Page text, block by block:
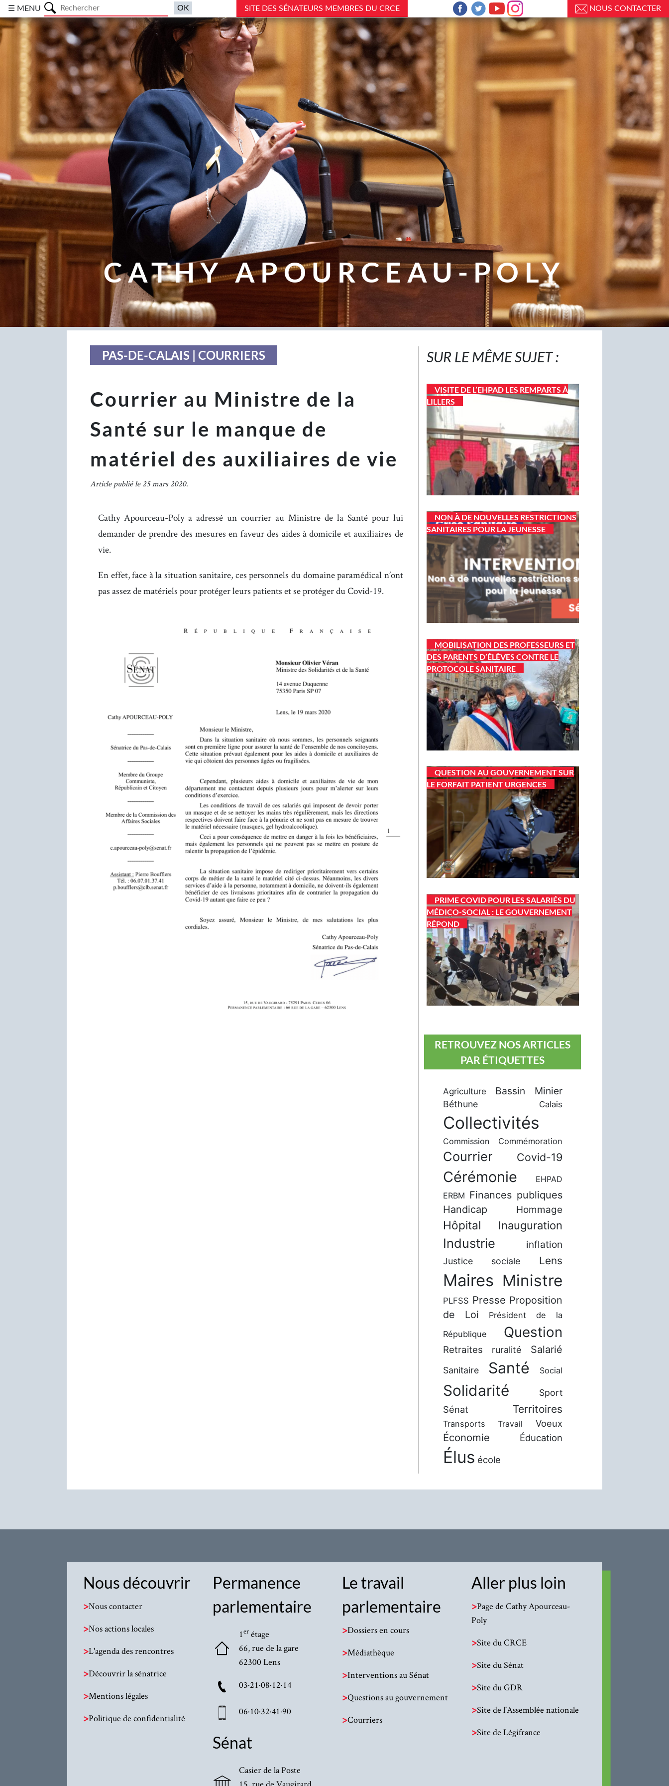
☰ MENU SITE DES SÉNATEURS MEMBRES DU CRCE NOUS CONTACTER
CATHY APOURCEAU-POLY
PAS-DE-CALAIS | COURRIERS
Courrier au Ministre de la
Santé sur le manque de
matériel des auxiliaires de vie
Article publié le 25 mars 2020.
Cathy Apourceau-Poly a adressé un courrier au Ministre de la Santé pour lui
demander de prendre des mesures en faveur des aides à domicile et auxiliaires de
vie.
En effet, face à la situation sanitaire, ces personnels du domaine paramédical n’ont
pas assez de matériels pour protéger leurs patients et se protéger du Covid-19.
SUR LE MÊME SUJET :
VISITE DE L’EHPAD LES REMPARTS À
LILLERS
NON À DE NOUVELLES RESTRICTIONS
SANITAIRES POUR LA JEUNESSE
MOBILISATION DES PROFESSEURS ET
DES PARENTS D’ÉLÈVES CONTRE LE
PROTOCOLE SANITAIRE
QUESTION AU GOUVERNEMENT SUR
LE FORFAIT PATIENT URGENCES
PRIME COVID POUR LES SALARIÉS DU
MÉDICO-SOCIAL : LE GOUVERNEMENT
RÉPOND
RETROUVEZ NOS ARTICLES
PAR ÉTIQUETTES
Agriculture Bassin Minier
Béthune Calais
Collectivités
Commission Commémoration
Courrier Covid-19
Cérémonie
EHPAD
ERBM Finances publiques
Handicap
Hommage
Hôpital Inauguration
Industrie inflation
Justice sociale Lens
Maires Ministre
PLFSS Presse Proposition
de Loi
Président de la
République
Question
Retraites ruralité Salarié
Sanitaire Santé Social
Solidarité Sport
Sénat Territoires
Transports Travail Voeux
Économie Éducation
Élus école
Nous découvrir
>Nous contacter
>Nos actions locales
>L'agenda des rencontres
>Découvrir la sénatrice
>Mentions légales
>Politique de confidentialité
Permanence
parlementaire
1er étage
66, rue de la gare
62300 Lens
03·21·08·12·14
06·10·32·41·90
Sénat
Casier de la Poste
Le travail
parlementaire
>Dossiers en cours
>Médiathèque
>Interventions au Sénat
>Questions au gouvernement
>Courriers
Aller plus loin
>Page de Cathy Apourceau-
Poly
>Site du CRCE
>Site du Sénat
>Site du GDR
>Site de l'Assemblée nationale
>Site de Légifrance